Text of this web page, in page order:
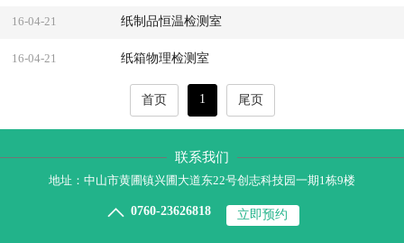
16-04-21 纸制品恒温检测室
16-04-21 纸箱物理检测室
首页 1 尾页
联系我们
地址：中山市黄圃镇兴圃大道东22号创志科技园一期1栋9楼
 0760-23626818 立即预约